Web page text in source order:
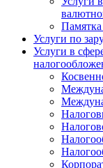
Услуги по
Услуги в